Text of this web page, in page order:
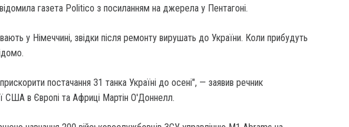
газета Politico з посиланням на джерела у Пентагоні.
у Німеччині, звідки після ремонту вирушать до України. Коли прибудуть
постачання 31 танка Україні до осені", — заявив речник
США в Європі та Африці Мартін О'Доннелл.